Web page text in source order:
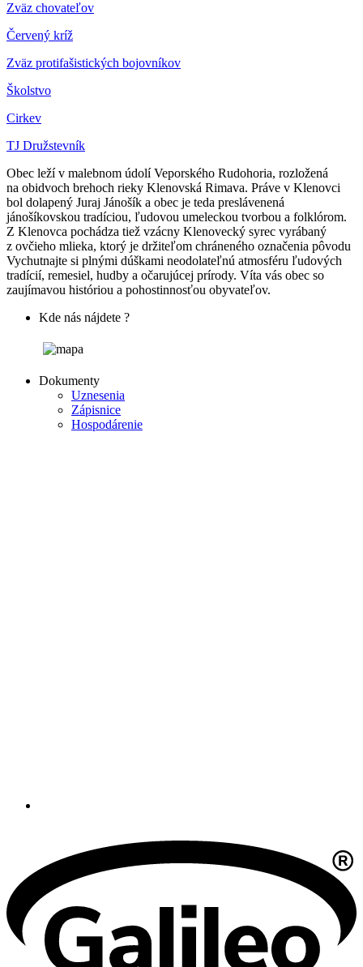
Zväz chovateľov
Červený kríž
Zväz protifašistických bojovníkov
Školstvo
Cirkev
TJ Družstevník
Obec leží v malebnom údolí Veporského Rudohoria, rozložená
na obidvoch brehoch rieky Klenovská Rimava. Práve v Klenovci
bol dolapený Juraj Jánošík a obec je teda preslávenená
jánošíkovskou tradíciou, ľudovou umeleckou tvorbou a folklórom.
Z Klenovca pochádza tiež vzácny Klenovecký syrec vyrábaný
z ovčieho mlieka, ktorý je držiteľom chráneného označenia pôvodu
Vychutnajte si plnými dúškami neodolateľnú atmosféru ľudových
tradícií, remesiel, hudby a očarujúcej prírody. Víta vás obec so
zaujímavou históriou a pohostinnosťou obyvateľov.
Kde nás nájdete ?
Dokumenty
Uznesenia
Zápisnice
Hospodárenie